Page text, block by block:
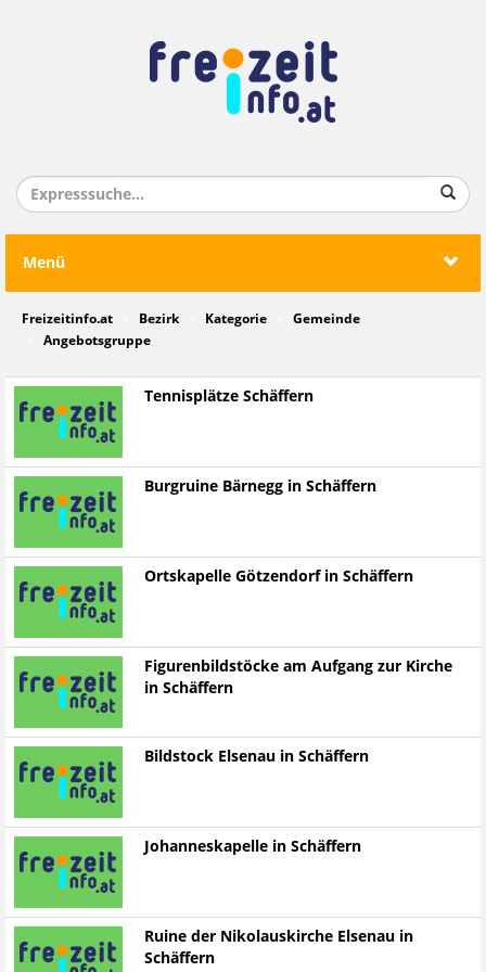
Menü
Freizeitinfo.at Bezirk Kategorie
Gemeinde
Angebotsgruppe
Tennisplätze Schäffern
Burgruine Bärnegg in Schäffern
Ortskapelle Götzendorf in Schäffern
Figurenbildstöcke am Aufgang zur Kirche
in Schäffern
Bildstock Elsenau in Schäffern
Johanneskapelle in Schäffern
Ruine der Nikolauskirche Elsenau in
Schäffern